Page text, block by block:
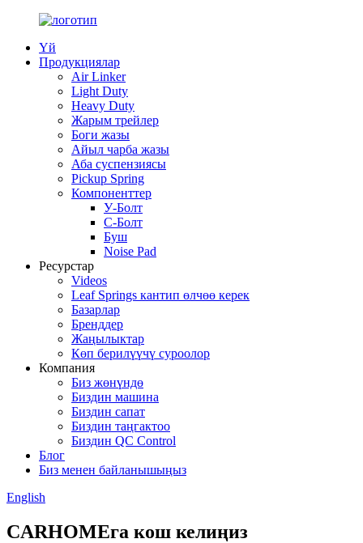
Үй
Продукциялар
Air Linker
Light Duty
Heavy Duty
Жарым трейлер
Боги жазы
Айыл чарба жазы
Аба суспензиясы
Pickup Spring
Компоненттер
У-Болт
C-Болт
Буш
Noise Pad
Ресурстар
Videos
Leaf Springs кантип өлчөө керек
Базарлар
Бренддер
Жаңылыктар
Көп берилүүчү суроолор
Компания
Биз жөнүндө
Биздин машина
Биздин сапат
Биздин таңгактоо
Биздин QC Control
Блог
Биз менен байланышыңыз
English
CARHOMEга кош келиңиз